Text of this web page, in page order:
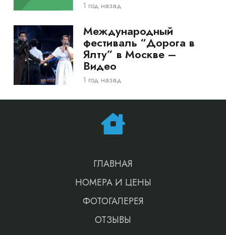
1 год назад
Международный
фестиваль “Дорога в
Ялту” в Москве –
Видео
1 год назад
ГЛАВНАЯ
НОМЕРА И ЦЕНЫ
ФОТОГАЛЕРЕЯ
ОТЗЫВЫ